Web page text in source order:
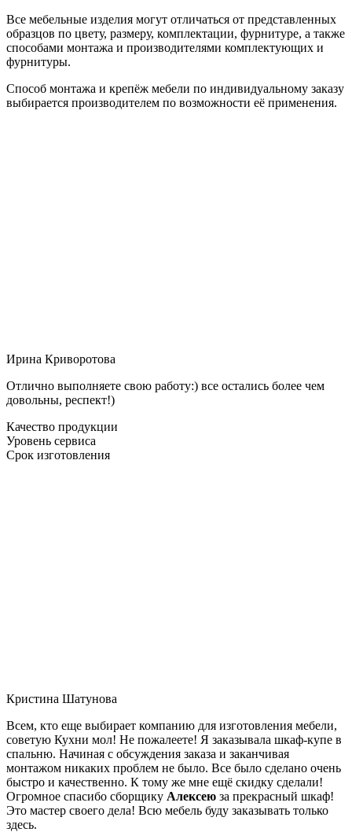
Все мебельные изделия могут отличаться от представленных
образцов по цвету, размеру, комплектации, фурнитуре, а также
способами монтажа и производителями комплектующих и
фурнитуры.
Способ монтажа и крепёж мебели по индивидуальному заказу
выбирается производителем по возможности её применения.
Ирина Криворотова
Отлично выполняете свою работу:) все остались более чем
довольны, респект!)
Качество продукции
Уровень сервиса
Срок изготовления
Кристина Шатунова
Всем, кто еще выбирает компанию для изготовления мебели,
советую Кухни мол! Не пожалеете! Я заказывала шкаф-купе в
спальню. Начиная с обсуждения заказа и заканчивая
монтажом никаких проблем не было. Все было сделано очень
быстро и качественно. К тому же мне ещё скидку сделали!
Огромное спасибо сборщику Алексею за прекрасный шкаф!
Это мастер своего дела! Всю мебель буду заказывать только
здесь.